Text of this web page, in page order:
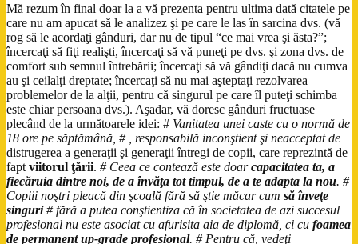
Mă rezum în final doar la a vă prezenta pentru ultima dată citatele pe
care nu am apucat să le analizez şi pe care le las în sarcina dvs. (vă
rog să le acordaţi gânduri, dar nu de tipul “ce mai vrea şi ăsta?”;
încercaţi să fiţi realişti, încercaţi să vă puneţi pe dvs. şi zona dvs. de
comfort sub semnul întrebării; încercaţi să vă gândiţi dacă nu cumva
au şi ceilalţi dreptate; încercaţi să nu mai aşteptaţi rezolvarea
problemelor de la alţii, pentru că singurul pe care îl puteţi schimba
este chiar persoana dvs.). Aşadar, vă doresc gânduri fructuase
plecând de la următoarele idei: # Vanitatea unei caste cu o normă de
18 ore pe săptămână, # , responsabilă inconştient şi neacceptat de
distrugerea a generaţii şi generaţii întregi de copii, care reprezintă de
fapt viitorul ţării. # Ceea ce contează este doarcapacitatea ta, a
fiecăruia dintre noi, de a învăţa tot timpul, de a te adapta la nou. #
Copiii noştri pleacă din şcoală fără să ştie măcar cum să înveţe
singuri# fără a putea conştientiza că în societatea de azi succesul
profesional nu este asociat cu afurisita aia de diplomă, ci cu foamea
de permanent up-grade profesional. # Pentru că, vedeţi